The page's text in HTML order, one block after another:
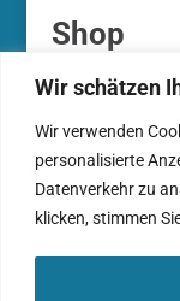
Wir schätzen
Wir verwenden
personalisierte
Datenverkehr zu
klicken, stimmen
Shop
Ihr Konto
Ihre
Warenkorb